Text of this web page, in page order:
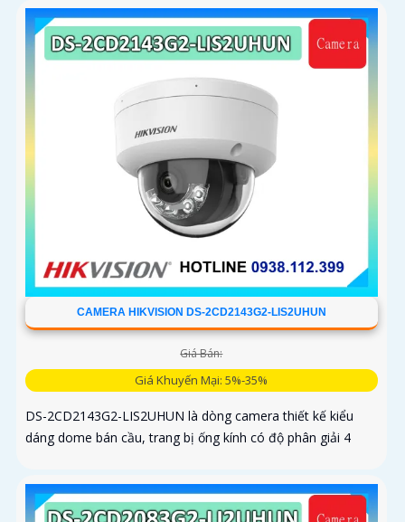
CAMERA HIKVISION DS-2CD2143G2-LIS2UHUN
Giá Bán:
Giá Khuyến Mại: 5%-35%
DS-2CD2143G2-LIS2UHUN là dòng camera thiết kế kiểu
dáng dome bán cầu, trang bị ống kính có độ phân giải 4